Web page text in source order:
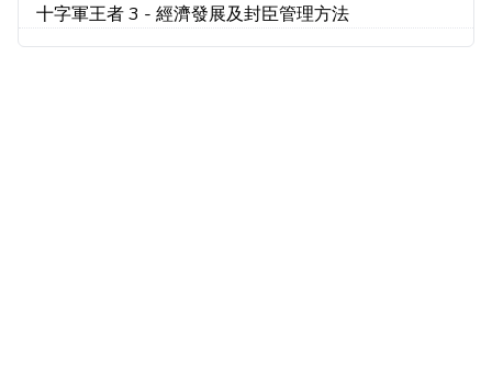
十字軍王者 3 - 經濟發展及封臣管理方法